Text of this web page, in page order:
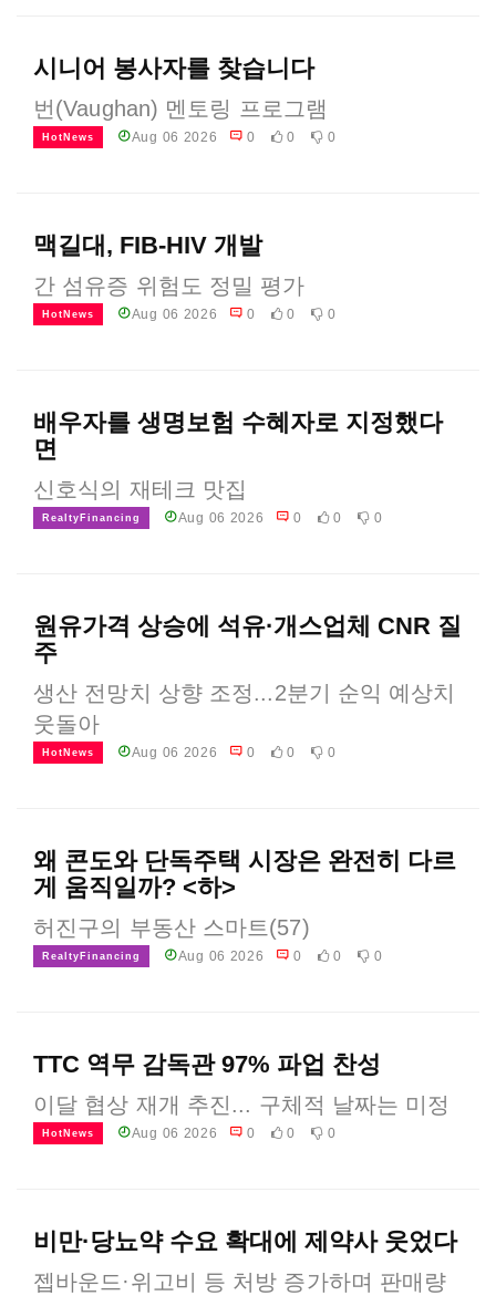
시니어 봉사자를 찾습니다
번(Vaughan) 멘토링 프로그램
HotNews Aug 06 2026 0 0 0
맥길대, FIB-HIV 개발
간 섬유증 위험도 정밀 평가
HotNews Aug 06 2026 0 0 0
배우자를 생명보험 수혜자로 지정했다
면
신호식의 재테크 맛집
RealtyFinancing Aug 06 2026 0 0 0
원유가격 상승에 석유·개스업체 CNR 질
주
생산 전망치 상향 조정...2분기 순익 예상치
웃돌아
HotNews Aug 06 2026 0 0 0
왜 콘도와 단독주택 시장은 완전히 다르
게 움직일까? <하>
허진구의 부동산 스마트(57)
RealtyFinancing Aug 06 2026 0 0 0
TTC 역무 감독관 97% 파업 찬성
이달 협상 재개 추진... 구체적 날짜는 미정
HotNews Aug 06 2026 0 0 0
비만·당뇨약 수요 확대에 제약사 웃었다
젭바운드·위고비 등 처방 증가하며 판매량